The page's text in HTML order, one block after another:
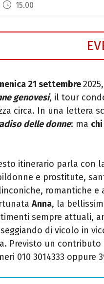
15.00
21 settembre
genovesi, il tour
circa. In una lettera
delle donne: ma
itinerario parla con
e prostitute,
romantiche e
Anna, la
sempre attuali,
di vicolo in
Previsto un contributo
010 3014333 oppure